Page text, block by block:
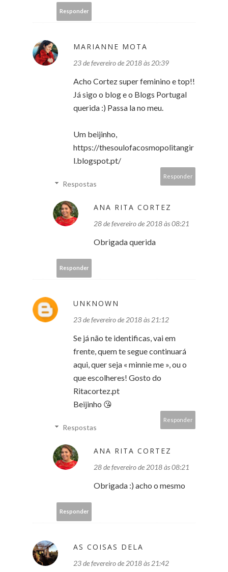
Responder
MARIANNE MOTA
23 de fevereiro de 2018 às 20:39
Acho Cortez super feminino e top!!
Já sigo o blog e o Blogs Portugal
querida :) Passa la no meu.
Um beijinho,
https://thesoulofacosmopolitangir
l.blogspot.pt/
Responder
Respostas
ANA RITA CORTEZ
28 de fevereiro de 2018 às 08:21
Obrigada querida
Responder
UNKNOWN
23 de fevereiro de 2018 às 21:12
Se já não te identificas, vai em
frente, quem te segue continuará
aqui, quer seja « minnie me », ou o
que escolheres! Gosto do
Ritacortez.pt
Beijinho 😘
Responder
Respostas
ANA RITA CORTEZ
28 de fevereiro de 2018 às 08:21
Obrigada :) acho o mesmo
Responder
AS COISAS DELA
23 de fevereiro de 2018 às 21:42